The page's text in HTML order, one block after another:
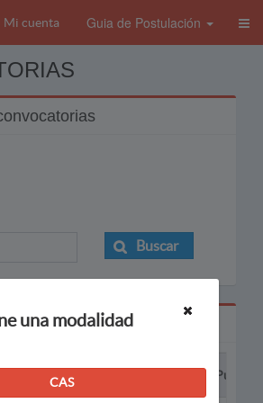
Mi cuenta Guia de Postulación
Buscar
Puesto
una modalidad
CAS